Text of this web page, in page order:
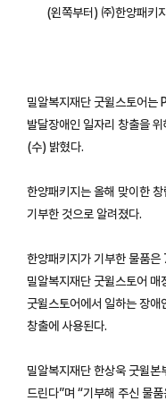
(왼쪽부터) ㈜한양패키
밀알복지재단 굿윌스토어는
발달장애인 일자리 창출을
(수) 밝혔다.
한양패키지는 올해 맞이한
기부한 것으로 알려졌다.
한양패키지가 기부한 물품
밀알복지재단 굿윌스토어
굿윌스토어에서 일하는 장애
창출에 사용된다.
밀알복지재단 한상욱 굿윌
드린다”며 “기부해 주신 물